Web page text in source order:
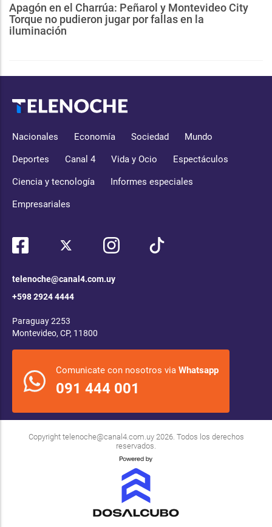
Apagón en el Charrúa: Peñarol y Montevideo City
Torque no pudieron jugar por fallas en la
iluminación
Nacionales Economía Sociedad Mundo
Deportes Canal 4 Vida y Ocio Espectáculos
Ciencia y tecnología Informes especiales
Empresariales
telenoche@canal4.com.uy
+598 2924 4444
Paraguay 2253
Montevideo, CP, 11800
Comunicate con nosotros via Whatsapp
091 444 001
Copyright telenoche@canal4.com.uy2026. Todos los derechos
reservados.